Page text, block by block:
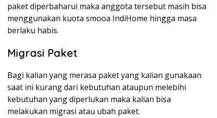
paket diperbaharui maka anggota tersebut masih bisa
menggunakan kuota smooa IndiHome hingga masa
berlaku habis.
Migrasi Paket
Bagi kalian yang merasa paket yang kalian gunakaan
saat ini kurang dari kebutuhan ataupun melebihi
kebutuhan yang diperlukan maka kalian bisa
melakukan migrasi atau ubah paket.